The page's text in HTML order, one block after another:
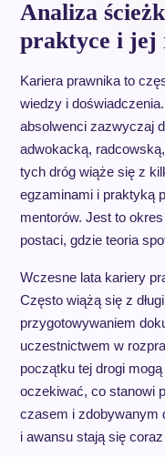
Analiza
praktyce i jej
Kariera prawnika to
wiedzy i
absolwenci zazwyczaj
adwokacką,
tych dróg wiąże się z
egzaminami i praktyką
mentorów. Jest to
postaci, gdzie teoria
Wczesne lata kariery
Często wiążą się z
przygotowywaniem
uczestnictwem w
początku tej drogi
oczekiwać, co stanowi
czasem i zdobywanym
i awansu stają się